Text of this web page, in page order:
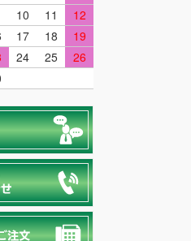
10 11
12
17 18
19
24 25
26